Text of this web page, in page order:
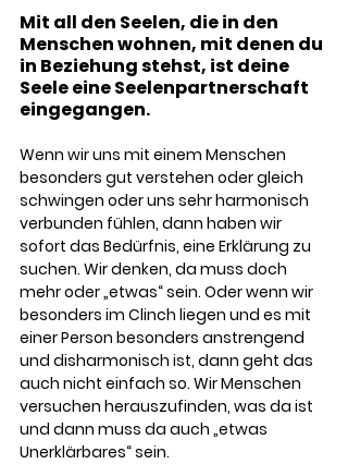
Mit all den Seelen, die in den
Menschen wohnen, mit denen du
in Beziehung stehst, ist deine
Seele eine Seelenpartnerschaft
eingegangen.
Wenn wir uns mit einem Menschen
besonders gut verstehen oder gleich
schwingen oder uns sehr harmonisch
verbunden fühlen, dann haben wir
sofort das Bedürfnis, eine Erklärung zu
suchen. Wir denken, da muss doch
mehr oder „etwas“ sein. Oder wenn wir
besonders im Clinch liegen und es mit
einer Person besonders anstrengend
und disharmonisch ist, dann geht das
auch nicht einfach so. Wir Menschen
versuchen herauszufinden, was da ist
und dann muss da auch „etwas
Unerklärbares“ sein.